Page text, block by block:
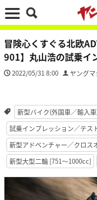
冒険心くすぐる北欧
901】丸山浩の試乗イ
2022/05/31 8:00 ヤング
新型バイク(外国車／輸入
試乗インプレッション／テス
新型アドベンチャー／クロス
新型大型二輪 [751〜1000cc]